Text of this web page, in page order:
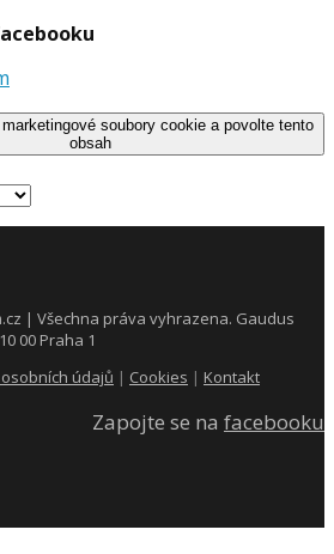
soubory cookie a povolte tento
obsah
| Všechna práva vyhrazena. Gaudus
00 Praha 1
údajů | Cookies | Kontakt
Zapojte se na facebooku